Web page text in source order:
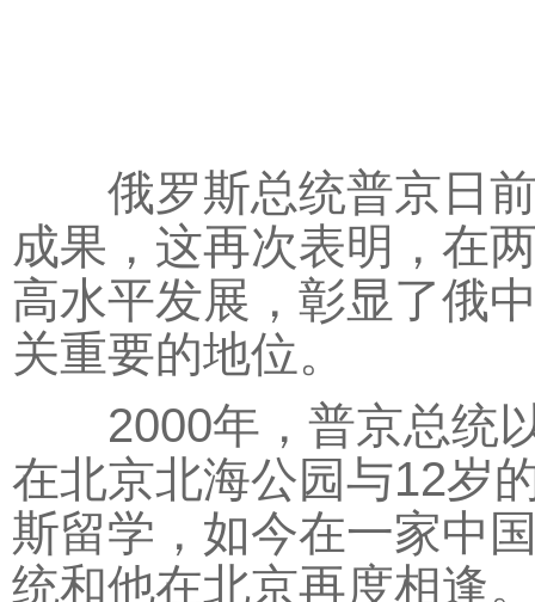
俄罗斯总统普京日前
成果，这再次表明，在
高水平发展，彰显了俄
关重要的地位。
2000年，普京总统以
在北京北海公园与12岁
斯留学，如今在一家中
统和他在北京再度相逢